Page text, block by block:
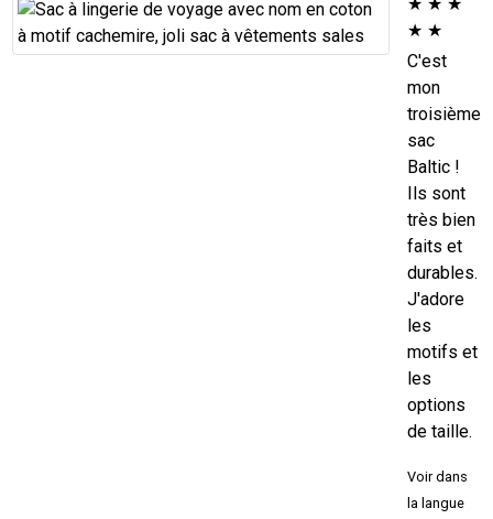
★ ★
C'est
mon
troisième
sac
Baltic !
Ils sont
très bien
faits et
durables.
J'adore
les
motifs et
les
options
de taille.
Voir dans
la langue